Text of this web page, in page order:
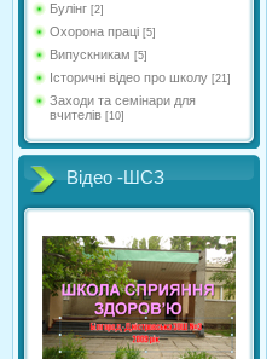
Булінг [2]
Охорона праці [5]
Випускникам [5]
Історичні відео про школу [21]
Заходи та семінари для
вчителів [10]
Відео -ШСЗ